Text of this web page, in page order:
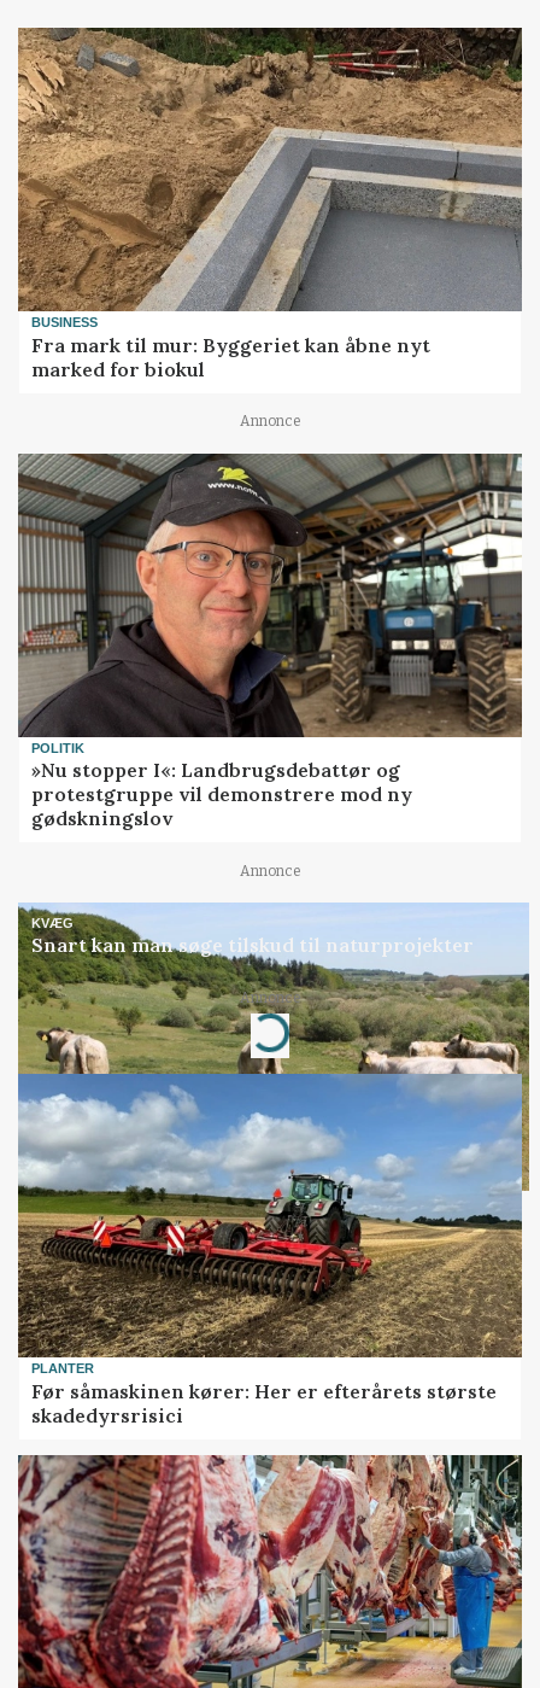
BUSINESS
Fra mark til mur: Byggeriet kan åbne nyt
marked for biokul
Annonce
POLITIK
»Nu stopper I«: Landbrugsdebattør og
protestgruppe vil demonstrere mod ny
gødskningslov
Annonce
KVÆG
Snart kan man søge tilskud til naturprojekter
Annonce
Loading...
PLANTER
Før såmaskinen kører: Her er efterårets største
skadedyrsrisici